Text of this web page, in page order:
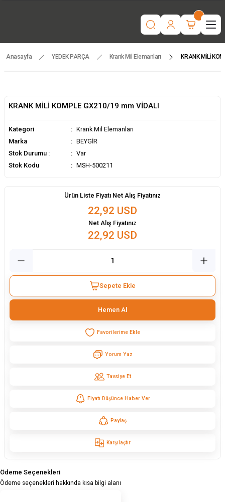
geneli hızlı teslimat.”
İşcinin nefesi , Makinanın Kuvveti ! MSH MAKİNA
Beygir 3+1 Çapa Makinası ile artık yorulmak yok !
Tüm yedek parçalarda ithalat fiyatları, fırsatlardan yararlanmak için
temsilcinizle iletişime geçin!
Anasayfa YEDEK PARÇA Krank Mil Elemanları KRANK MİLİ
KRANK MİLİ KOMPLE GX210/19 mm VİDALI
Kategori
Krank Mil Elemanları
Marka
BEYGİR
Stok Durumu :
Var
Stok Kodu
MSH-500211
Ürün Liste Fiyatı Net Alış Fiyatınız
22,92 USD
Net Alış Fiyatınız
22,92 USD
Sepete Ekle
Hemen Al
Yorum Yaz
Tavsiye Et
Fiyatı Düşünce Haber Ver
Paylaş
Karşılaştır
Ödeme Seçenekleri
Ödeme seçenekleri hakkında kısa bilgi alanı